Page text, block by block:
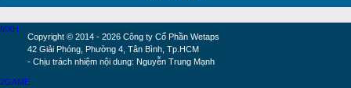
Copyright © 2014 - 2026 Công ty Cổ Phần Wetaps
42 Giải Phóng, Phường 4, Tân Bình, Tp.HCM
- Chịu trách nhiệm nội dung: Nguyễn Trung Mạnh
MXH
2GAME